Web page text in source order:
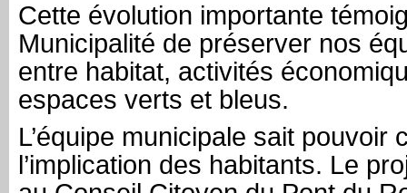
Cette évolution importante
Municipalité de préserver nos
entre habitat, activités
espaces verts et bleus.
L’équipe municipale sait pouvoir
l’implication des habitants. Le